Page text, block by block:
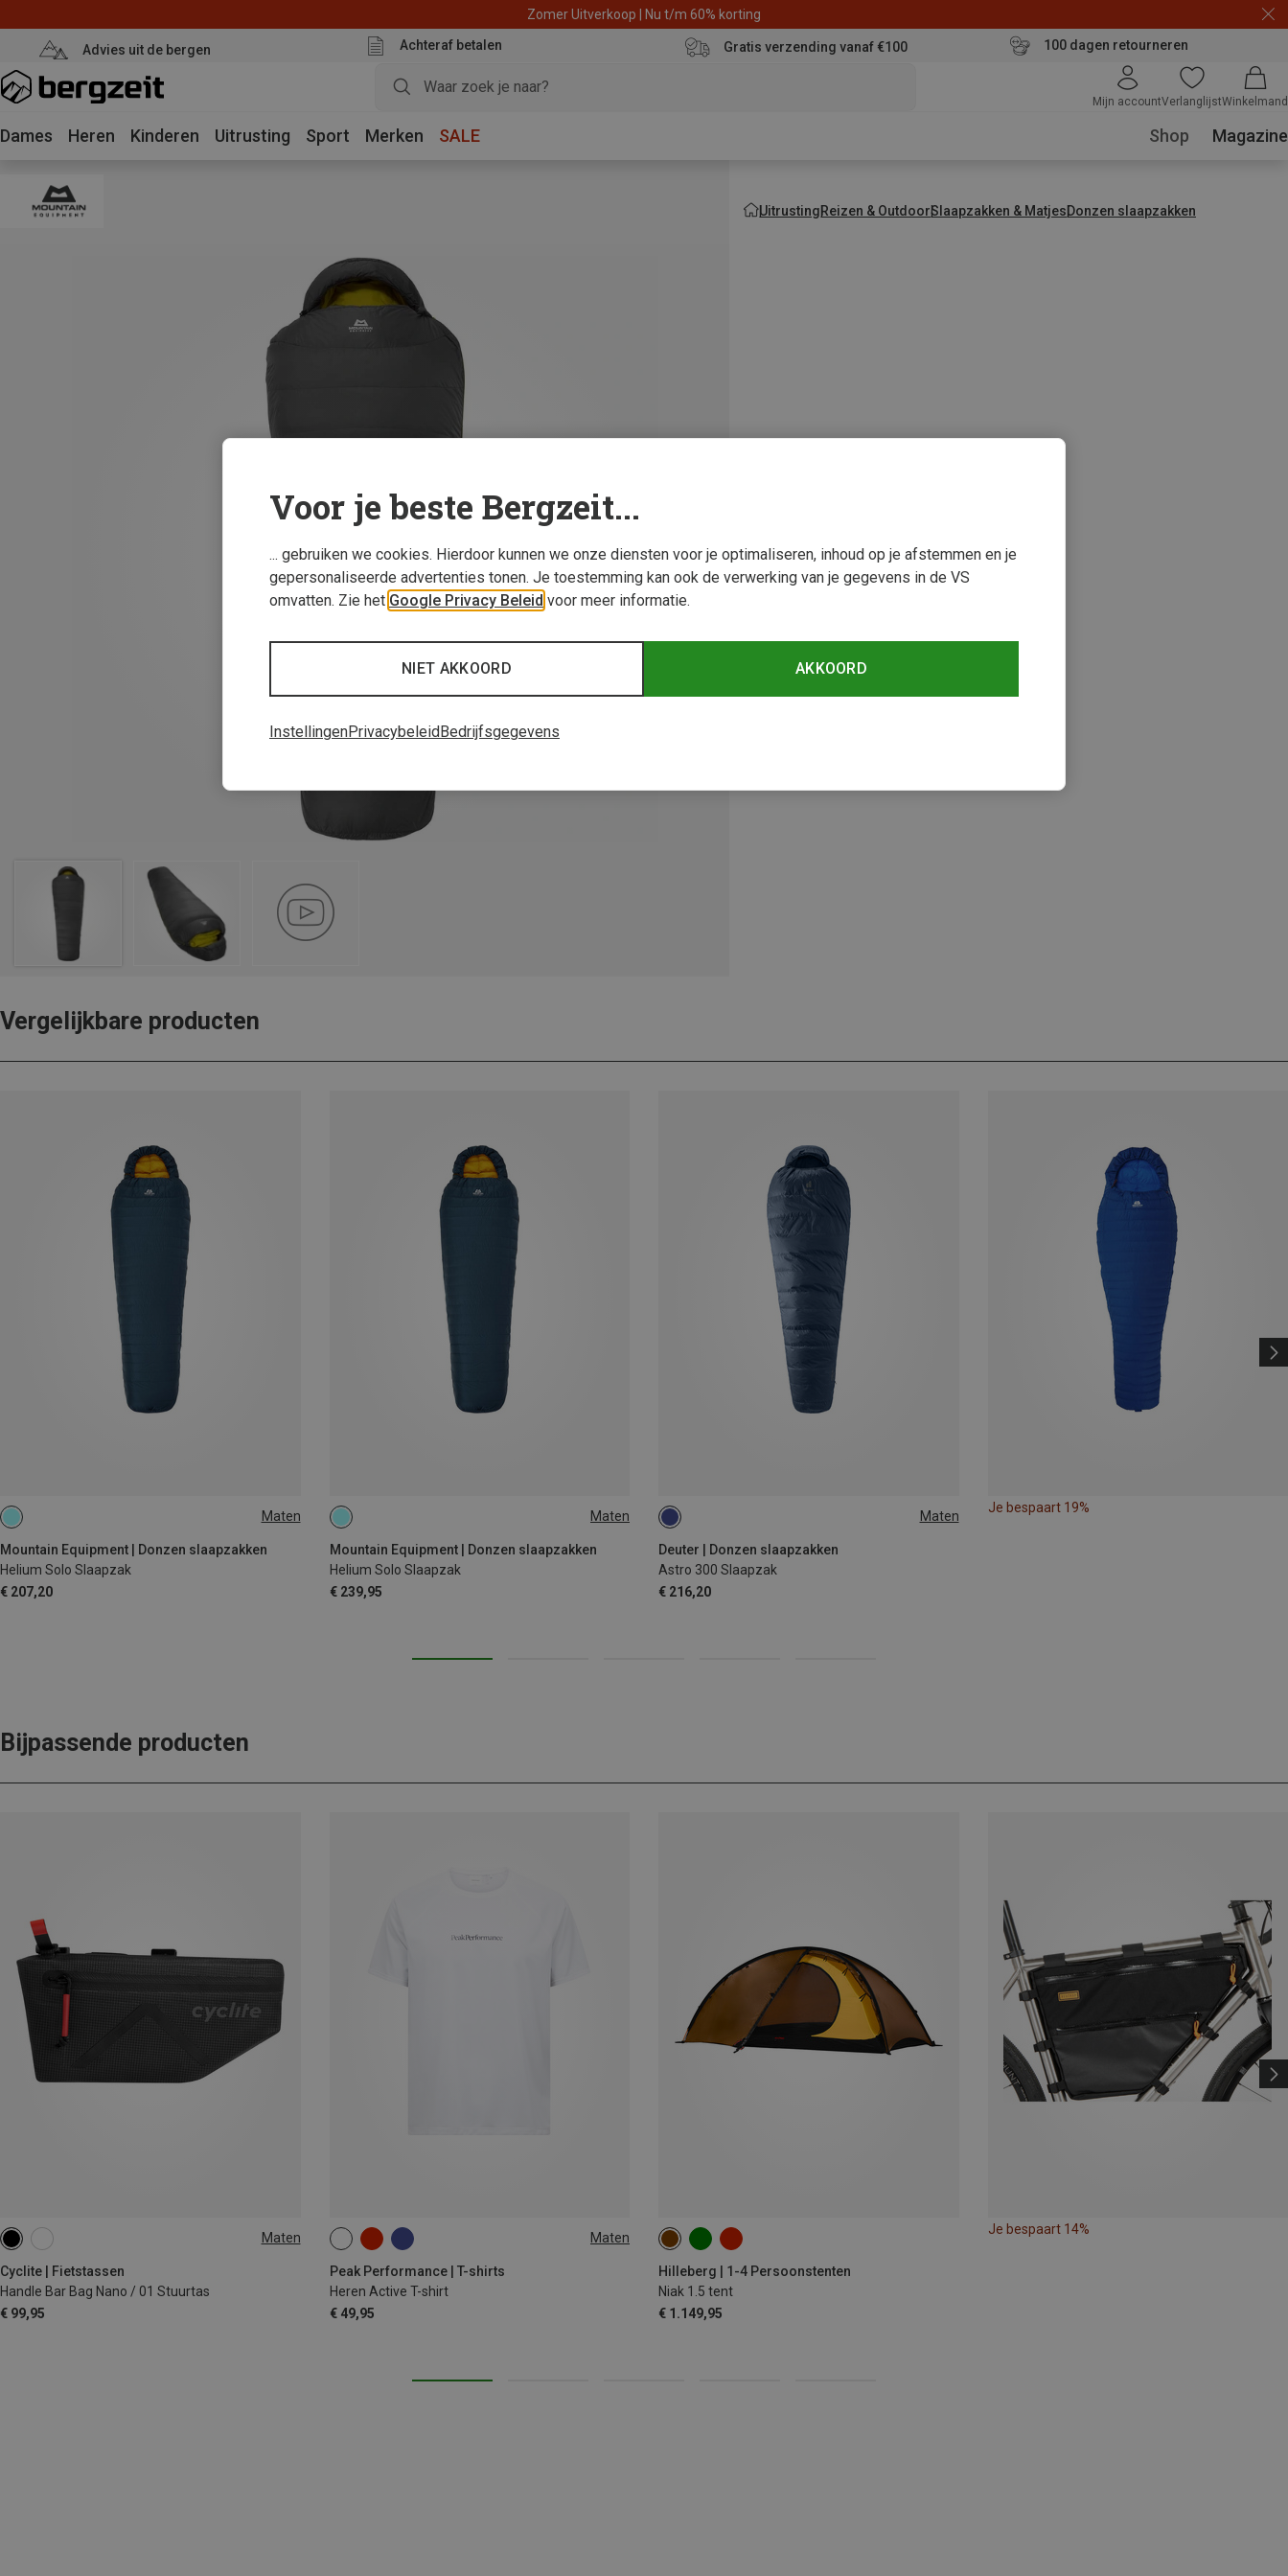
Zomer Uitverkoop | Nu t/m 60% korting
Advies uit de bergen Achteraf betalen Gratis verzending vanaf €100 100 dagen retourneren
Mijn accountVerlanglijstWinkelmand
Dames Heren Kinderen Uitrusting Sport Merken SALE Shop Magazine
UitrustingReizen & OutdoorSlaapzakken & MatjesDonzen slaapzakken
Vergelijkbare producten
Maten
Mountain Equipment | Donzen slaapzakken
Helium Solo Slaapzak
€ 207,20
MAX. 185CM | LEFT Maten
Mountain Equipment | Donzen slaapzakken
Helium Solo Slaapzak
€ 239,95
MAX. 200CM | LEFT Maten
Deuter | Donzen slaapzakken
Astro 300 Slaapzak
€ 216,20
MAX. 185CM | LEFT
Je bespaart 19%
Bijpassende producten
Maten
Cyclite | Fietstassen
Handle Bar Bag Nano / 01 Stuurtas
€ 99,95
1.3L Maten
Peak Performance | T-shirts
Heren Active T-shirt
€ 49,95
M
Hilleberg | 1-4 Persoonstenten
Niak 1.5 tent
€ 1.149,95
Je bespaart 14%
Voor je beste Bergzeit...
... gebruiken we cookies. Hierdoor kunnen we onze diensten voor je optimaliseren, inhoud op je afstemmen en je
gepersonaliseerde advertenties tonen. Je toestemming kan ook de verwerking van je gegevens in de VS
omvatten. Zie het Google Privacy Beleid voor meer informatie.
AKKOORD
NIET AKKOORD
InstellingenPrivacybeleid Bedrijfsgegevens